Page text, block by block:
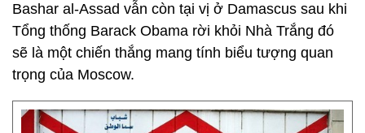
Bashar al-Assad vẫn còn tại vị ở Damascus sau khi
Tổng thống Barack Obama rời khỏi Nhà Trắng đó
sẽ là một chiến thắng mang tính biểu tượng quan
trọng của Moscow.